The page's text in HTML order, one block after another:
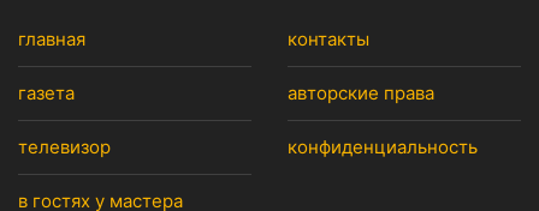
главная
газета
телевизор
в гостях у мастера
контакты
авторские права
конфиденциальность